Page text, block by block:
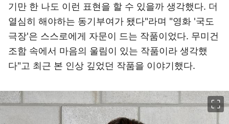
기만 한 나도 이런 표현을 할 수 있을까 생각했다. 더
열심히 해야하는 동기부여가 됐다"라며 "영화 '국도
극장'은 스스로에게 자문이 드는 작품이었다. 무미건
조함 속에서 마음의 울림이 있는 작품이라 생각했
다"고 최근 본 인상 깊었던 작품을 이야기했다.